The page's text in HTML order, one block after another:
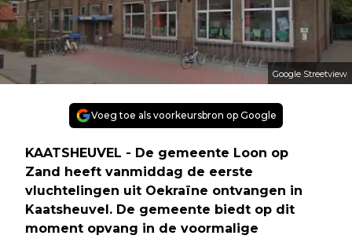
Google Streetview
Voeg toe als voorkeursbron op Google
KAATSHEUVEL - De gemeente Loon op
Zand heeft vanmiddag de eerste
vluchtelingen uit Oekraïne ontvangen in
Kaatsheuvel. De gemeente biedt op dit
moment opvang in de voormalige